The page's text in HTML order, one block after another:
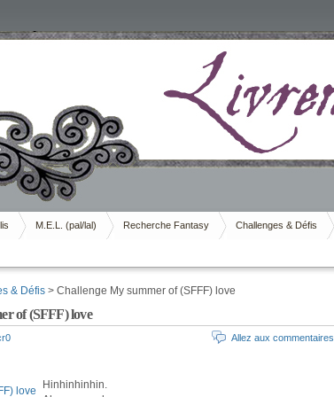
M.E.L. (pal/lal) Recherche Fantasy Challenges & Défis
& Défis > Challenge My summer of (SFFF) love
of (SFFF) love
Allez aux commentaires
Hinhinhinhin.